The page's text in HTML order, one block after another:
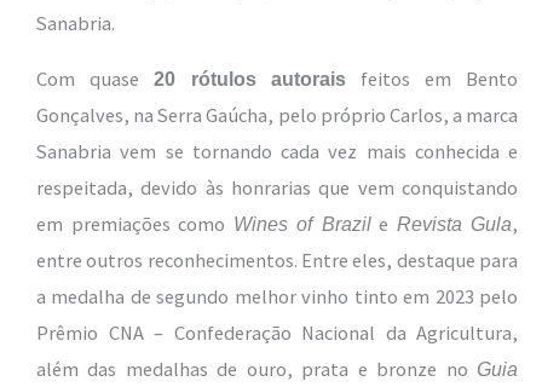
Sanabria.
Com quase 20 rótulos autorais feitos em Bento
Gonçalves, na Serra Gaúcha, pelo próprio Carlos, a marca
Sanabria vem se tornando cada vez mais conhecida e
respeitada, devido às honrarias que vem conquistando
em premiações como Wines of Brazile Revista Gula,
entre outros reconhecimentos. Entre eles, destaque para
a medalha de segundo melhor vinho tinto em 2023 pelo
Prêmio CNA – Confederação Nacional da Agricultura,
além das medalhas de ouro, prata e bronze no Guia